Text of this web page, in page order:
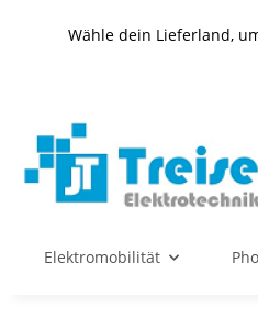
Wähle dein Lieferland,
Elektromobilität